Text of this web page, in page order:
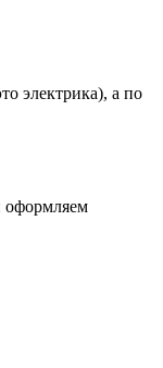
электрика), а по
оформляем